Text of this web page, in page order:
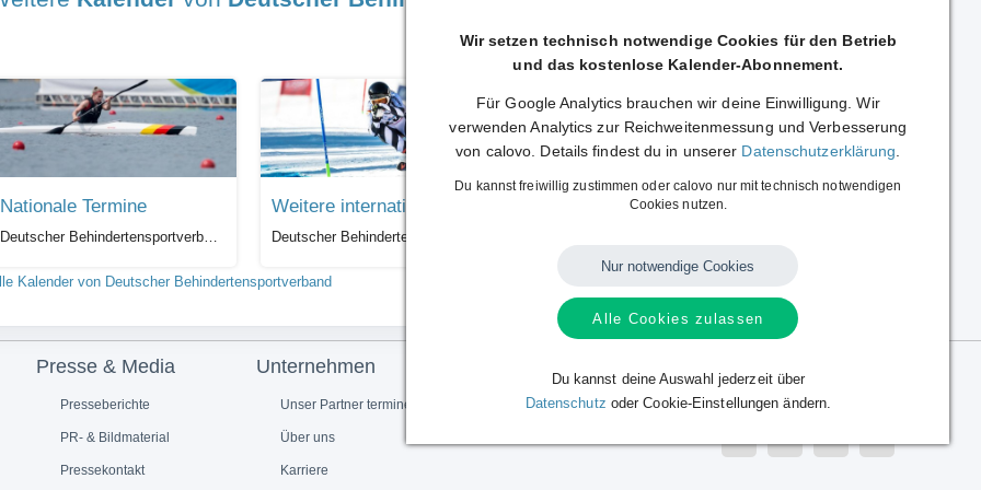
Nationale Termine
Deutscher Behindertensportverband
Kalender von Deutscher Behindertensportverband
Presse & Media
Presseberichte
PR- & Bildmaterial
Pressekontakt
Unternehmen
Unser Partner termine.de
Über uns
Karriere
Wir setzen technisch notwendige Cookies für den Betrieb
und das kostenlose Kalender-Abonnement.
Für Google Analytics brauchen wir deine Einwilligung. Wir
verwenden Analytics zur Reichweitenmessung und Verbesserung
von calovo. Details findest du in unserer Datenschutzerklärung
Du kannst freiwillig zustimmen oder calovo nur mit technisch notwendigen
Cookies nutzen.
Nur notwendige Cookies
Alle Cookies zulassen
Du kannst deine Auswahl jederzeit über
Datenschutz oder Cookie-Einstellungen ändern.